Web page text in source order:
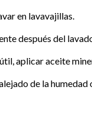
en lavavajillas.
después del
aplicar aceite
de la humedad